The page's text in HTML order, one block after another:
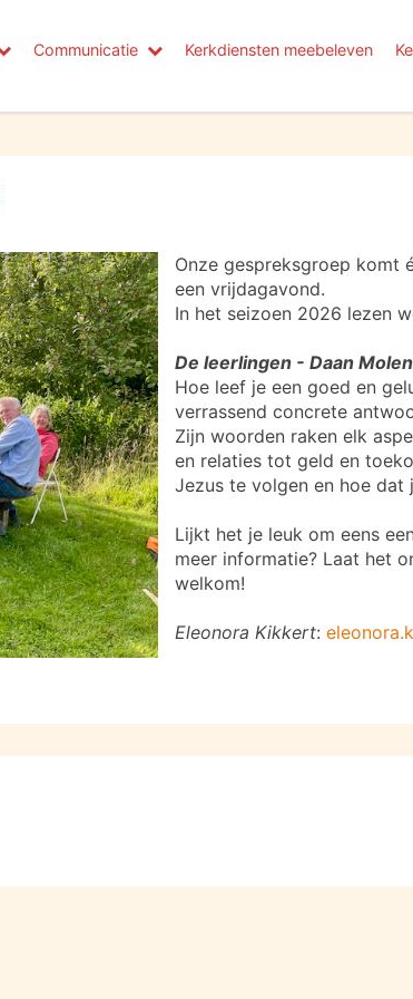
Communicatie Kerkdiensten meebeleven
Onze gespreksgroep komt
een vrijdagavond.
In het seizoen 2026 lezen
De leerlingen - Daan
Hoe leef je een goed en
verrassend concrete
Zijn woorden raken elk
en relaties tot geld en
Jezus te volgen en hoe dat
Lijkt het je leuk om eens
meer informatie? Laat het
welkom!
Eleonora Kikkert: